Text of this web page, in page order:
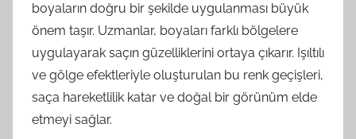
boyaların doğru bir şekilde uygulanması büyük
önem taşır. Uzmanlar, boyaları farklı bölgelere
uygulayarak saçın güzelliklerini ortaya çıkarır. Işıltılı
ve gölge efektleriyle oluşturulan bu renk geçişleri,
saça hareketlilik katar ve doğal bir görünüm elde
etmeyi sağlar.